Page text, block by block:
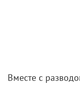
Вместе с